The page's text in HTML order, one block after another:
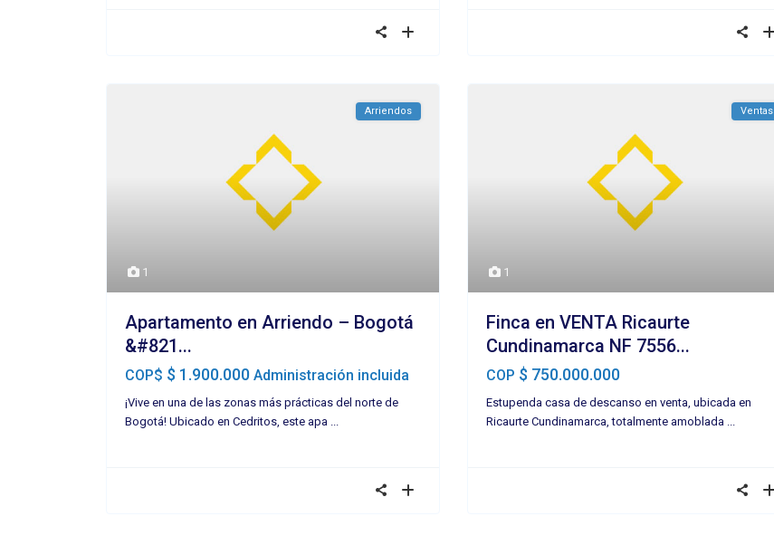
1
Arriendos
Apartamento en Arriendo – Bogotá
&#821...
COP$ $ 1.900.000 Administración incluida
¡Vive en una de las zonas más prácticas del norte de
Bogotá! Ubicado en Cedritos, este apa
1
Ventas
Finca en VENTA Ricaurte
Cundinamarca NF 7556...
COP $ 750.000.000
Estupenda casa de descanso en venta, ubicada en
Ricaurte Cundinamarca, totalmente amoblada